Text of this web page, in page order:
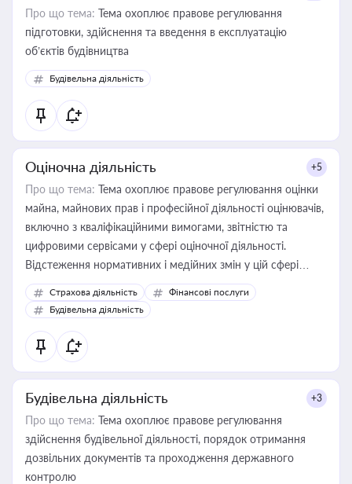
Про що тема: Тема охоплює правове регулювання
підготовки, здійснення та введення в експлуатацію
об’єктів будівництва
Будівельна діяльність
Оціночна діяльність +5
Про що тема: Тема охоплює правове регулювання оцінки
майна, майнових прав і професійної діяльності оцінювачів,
включно з кваліфікаційними вимогами, звітністю та
цифровими сервісами у сфері оціночної діяльності.
Відстеження нормативних і медійних змін у цій сфері
корисне для власника бізнесу, керівника, юриста або
бухгалтера під час оподаткування, приватизації, оренди
державного майна, корпоративних угод і перевірки
статусу суб'єктів оціночної діяльності
Страхова діяльність
Фінансові послуги
Будівельна діяльність
Будівельна діяльність +3
Про що тема: Тема охоплює правове регулювання
здійснення будівельної діяльності, порядок отримання
дозвільних документів та проходження державного
контролю